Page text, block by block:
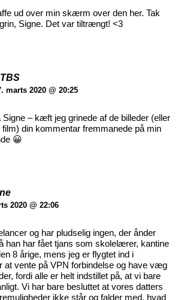
ud over min skærm over den her. Tak
Signe. Det var tiltrængt! <3
TBS
marts 2020 @ 20:25
Signe – kæft jeg grinede af de billeder (eller
film) din kommentar fremmanede på min
😀
2020 @ 22:06
og har pludselig ingen, der ånder
han har fået tjans som skolelærer, kantine
8 årige, mens jeg er flygtet ind i
vente på VPN forbindelse og have væg
fordi alle er helt indstillet på, at vi bare
Vi har bare besluttet at vores datters
ikke står og falder med, hvad